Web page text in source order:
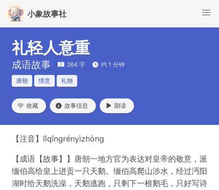
小象故事社
礼轻人意重
成语故事 264 字 约 1 分钟
唐朝 情意 礼物
收藏 故事信息 朗读
【注音】lǐqīngrényìzhòng
【成语【故事】】唐朝一地方官为表达对皇帝的敬意，派
缅伯高给皇上进贡一只天鹅。缅伯高爬山涉水，经过沔阳
湖时给天鹅洗澡，天鹅逃跑，只剩下一根鹅毛，只好写诗